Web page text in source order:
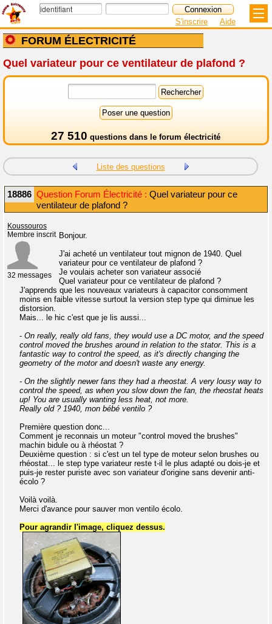
FORUM ÉLECTRICITÉ
S'inscrire Aide
Quel variateur pour ce ventilateur de plafond ?
27 510 questions dans le forum électricité
Liste des questions
18886 Question Forum Électricité : Quel variateur pour ce
ventilateur de plafond ?
Koussouros
Membre inscrit
32 messages
Bonjour.
J'ai acheté un ventilateur tout mignon de 1940. Quel
variateur pour ce ventilateur de plafond ?
Je voulais acheter son variateur associé
Quel variateur pour ce ventilateur de plafond ?
J'apprends que les nouveaux variateurs à capacitor consomment
moins en faible vitesse surtout la version step type qui diminue les
distorsion.
Mais... le hic c'est que je lis aussi...
- On really, really old fans, they would use a DC motor, and the speed
control moved the brushes around in relation to the stator. This is a
fantastic way to control the speed, as it's directly changing the
geometry of the motor and doesn't waste any energy.
- On the slightly newer fans they had a rheostat. A very lousy way to
control the speed, as when you slow down the fan, the rheostat heats
up! You are usually wanting less heat, not more.
Really old ? 1940, mon bébé ventilo ?
Première question donc...
Comment je reconnais un moteur "control moved the brushes"
machin bidule ou à rhéostat ?
Deuxième question : si c'est un tel type de moteur selon brushes ou
rhéostat... le step type variateur reste t-il le plus adapté ou dois-je et
puis-je rester puriste avec son variateur d'origine sans devenir anti-
écolo ?
Voilà voilà.
Merci d'avance pour sauver mon ventilo écolo.
Pour agrandir l'image, cliquez dessus.